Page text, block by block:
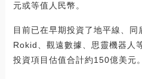
元或等值人民幣。
目前已在早期投資了地平線、同
Rokid、觀遠數據、思靈機器人
投資項目估值合計約150億美元。